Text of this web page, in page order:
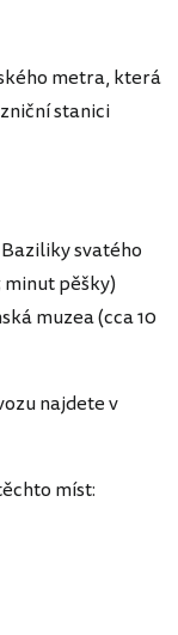
metra, která
stanici
svatého
minut pěšky)
muzea (cca 10
najdete v
míst: